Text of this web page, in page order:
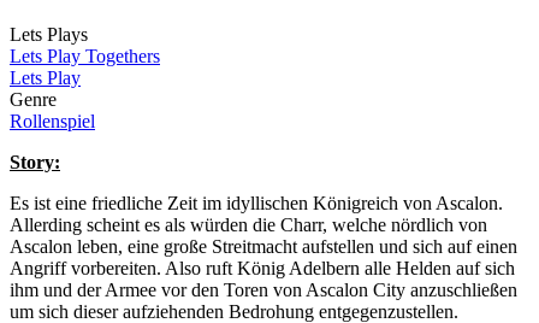
Lets Plays
Lets Play Togethers
Lets Play
Genre
Rollenspiel
Story:
Es ist eine friedliche Zeit im idyllischen Königreich von Ascalon.
Allerding scheint es als würden die Charr, welche nördlich von
Ascalon leben, eine große Streitmacht aufstellen und sich auf einen
Angriff vorbereiten. Also ruft König Adelbern alle Helden auf sich
ihm und der Armee vor den Toren von Ascalon City anzuschließen
um sich dieser aufziehenden Bedrohung entgegenzustellen.